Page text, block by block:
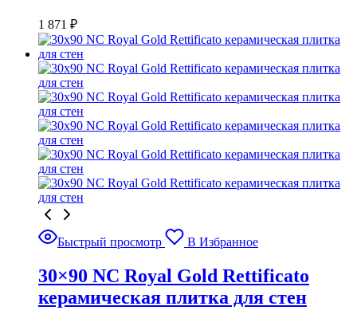
1 871 ₽
Быстрый просмотр В Избранное
30×90 NC Royal Gold Rettificato
керамическая плитка для стен